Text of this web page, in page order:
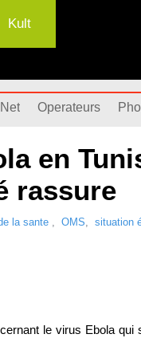
Kult
Net Operateurs
en
rassure
la sante , OMS, situation
le virus Ebola qui